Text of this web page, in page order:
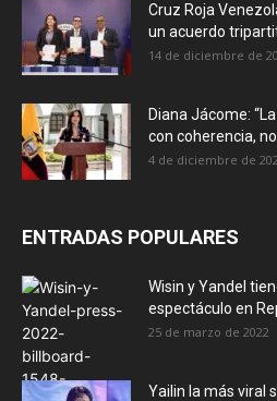
Cruz Roja
un acuerdo
14 de diciembre de
Diana Jácome:
con coherencia,
4 de diciembre de
ENTRADAS POPULARES
Wisin y Yandel
espectáculo en
25 de marzo de 2022
Yailin la más viral